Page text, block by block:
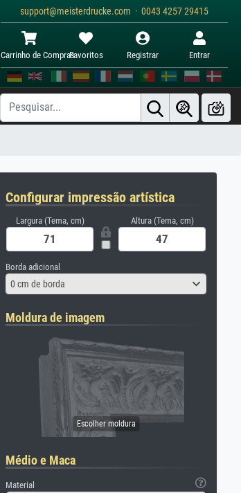
support@meisterdrucke.com · 0043 4257 29415
Carrinho de ComprasFavoritos Registrar Entrar
Configurar impressão artística
Largura (Tema, cm) Altura (Tema, cm)
Borda adicional
0 cm de borda
Moldura de imagem
Médio e Maca
Material